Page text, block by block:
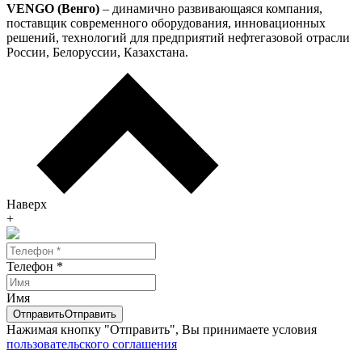
VENGO (Венго) – динамично развивающаяся компания,
поставщик современного оборудования, инновационных
решений, технологий для предприятий нефтегазовой отрасли
России, Белоруссии, Казахстана.
Наверх
+
Телефон *
Имя
ОтправитьОтправить
Нажимая кнопку "Отправить", Вы принимаете условия
пользовательского соглашения